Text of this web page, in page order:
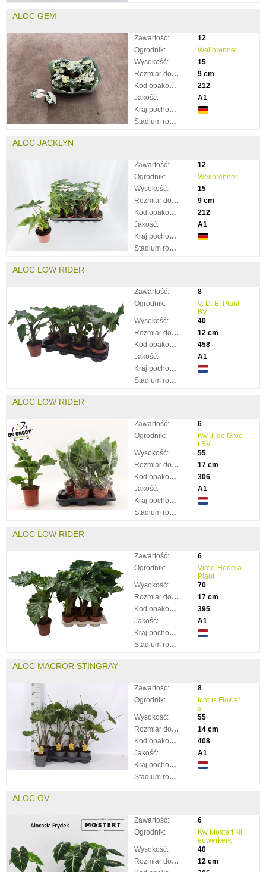
ALOC GEM
Zawartość:
12
Ogrodnik:
Weilbrenner
Wysokość:
15
Rozmiar doniczki:
9 cm
Kod opakowania:
212
Jakość:
A1
Kraj pochodzenia:
Stadium rozkwitnięcia:
ALOC JACKLYN
Zawartość:
12
Ogrodnik:
Weilbrenner
Wysokość:
15
Rozmiar doniczki:
9 cm
Kod opakowania:
212
Jakość:
A1
Kraj pochodzenia:
Stadium rozkwitnięcia:
ALOC LOW RIDER
Zawartość:
8
Ogrodnik:
V. D. E. Plant
BV
Wysokość:
40
Rozmiar doniczki:
12 cm
Kod opakowania:
458
Jakość:
A1
Kraj pochodzenia:
Stadium rozkwitnięcia:
ALOC LOW RIDER
Zawartość:
6
Ogrodnik:
Kw J. de Groo
t BV
Wysokość:
55
Rozmiar doniczki:
17 cm
Kod opakowania:
306
Jakość:
A1
Kraj pochodzenia:
Stadium rozkwitnięcia:
ALOC LOW RIDER
Zawartość:
6
Ogrodnik:
Vireo-Hedera
Plant
Wysokość:
70
Rozmiar doniczki:
17 cm
Kod opakowania:
395
Jakość:
A1
Kraj pochodzenia:
Stadium rozkwitnięcia:
ALOC MACROR STINGRAY
Zawartość:
8
Ogrodnik:
Ichtus Flower
s
Wysokość:
55
Rozmiar doniczki:
14 cm
Kod opakowania:
408
Jakość:
A1
Kraj pochodzenia:
Stadium rozkwitnięcia:
ALOC OV
Zawartość:
6
Ogrodnik:
Kw Mostert Ni
euwerkerk
Wysokość:
40
Rozmiar doniczki:
12 cm